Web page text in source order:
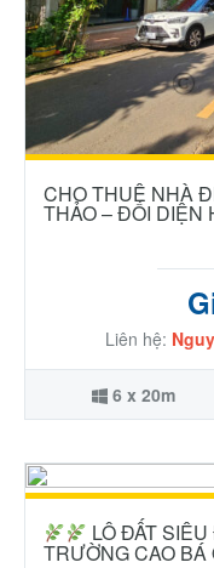
CHO THUÊ NHÀ
THẢO – ĐỐI DIỆN
Liên hệ:
6 x 20m
LÔ ĐẤT
TRƯỜNG CAO BÁ